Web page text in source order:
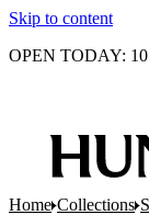
Skip to content
OPEN TODAY:
Home Collections